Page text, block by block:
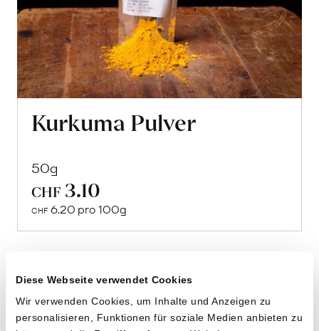
Diese Webseite verwendet Cookies
Wir verwenden Cookies, um Inhalte und Anzeigen zu
personalisieren, Funktionen für soziale Medien anbieten zu
Kurkuma Pulver
50g
CHF 3.10
CHF 6.20 pro 100g
Vegetarisches
erfahren
Vergriffen
Ab Oktober wieder erhältlich